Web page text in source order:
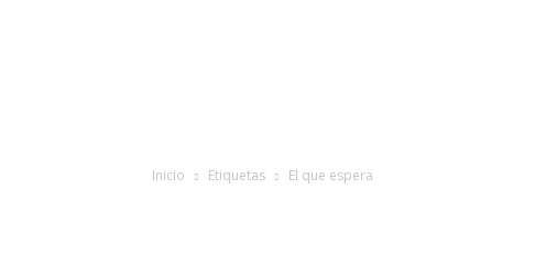
Inicio Etiquetas El que espera